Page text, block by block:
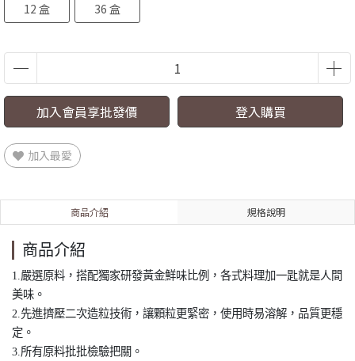
12 盒
36 盒
加入會員享批發價 登入購買
加入最愛
商品介紹 規格說明
商品介紹
1.嚴選原料，搭配獨家研發黃金鮮味比例，各式料理加一匙就是人間
美味。
2.先進擠壓二次造粒技術，讓顆粒更緊密，使用時易溶解，品質更穩
定。
3.所有原料批批檢驗把關。